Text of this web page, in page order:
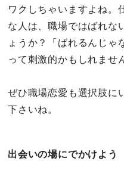
ワクしちゃいますよね。
な人は、職場ではばれな
ょうか？「ばれるんじゃ
って刺激的かもしれませ
ぜひ職場恋愛も選択肢に
下さいね。
出会いの場にでかけよう